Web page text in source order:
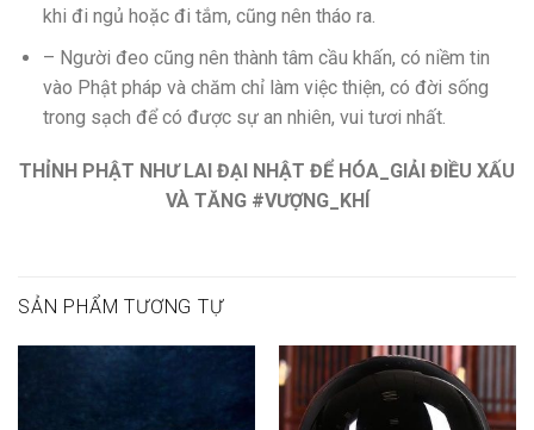
khi đi ngủ hoặc đi tắm, cũng nên tháo ra.
– Người đeo cũng nên thành tâm cầu khấn, có niềm tin
vào Phật pháp và chăm chỉ làm việc thiện, có đời sống
trong sạch để có được sự an nhiên, vui tươi nhất.
THỈNH PHẬT NHƯ LAI ĐẠI NHẬT ĐỂ HÓA_GIẢI ĐIỀU XẤU
VÀ TĂNG #VƯỢNG_KHÍ
SẢN PHẨM TƯƠNG TỰ